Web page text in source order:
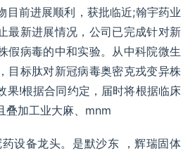
目前进展顺利，获批临近;翰宇药业
最新进展情况，公司已完成针对新
假病毒的中和实验。从中科院微生
目标肽对新冠病毒奥密克戎变异株
果!根据合同约定，届时将根据临床
叠加工业大麻、mnm
药设备龙头。是默沙东 ，辉瑞固体